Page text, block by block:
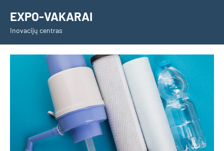
content
EXPO-VAKARAI
Inovacijų centras